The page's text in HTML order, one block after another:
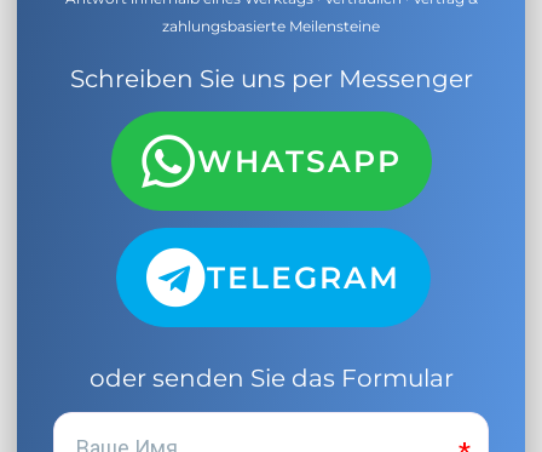
zahlungsbasierte Meilensteine
Schreiben Sie uns per Messenger
WHATSAPP
TELEGRAM
oder senden Sie das Formular